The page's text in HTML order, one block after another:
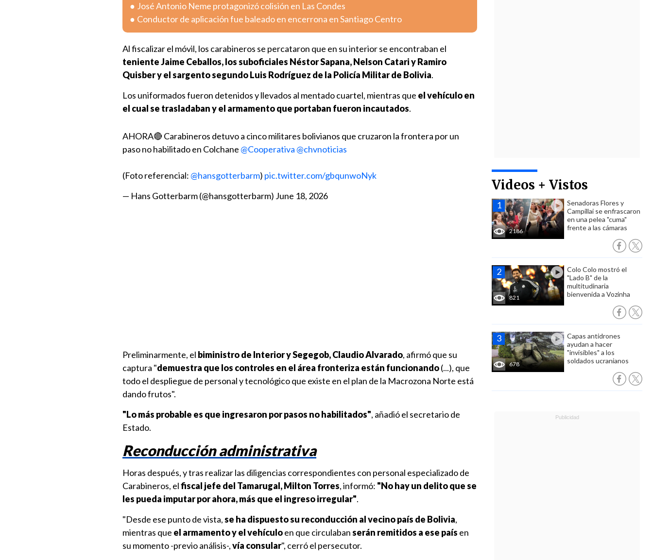
Videos + Vistos
2186
Senadoras Flores y
Campillai se enfrascaron
en una pelea "cuma"
frente a las cámaras
821
Colo Colo mostró el
"Lado B" de la
multitudinaria
bienvenida a Vozinha
678
Capas antidrones
ayudan a hacer
"invisibles" a los
soldados ucranianos
José Antonio Neme protagonizó colisión en Las Condes
Conductor de aplicación fue baleado en encerrona en Santiago Centro
Al fiscalizar el móvil, los carabineros se percataron que en su interior se encontraban el
tenienteJaime Ceballos, los suboficiales Néstor Sapana, Nelson Catari y Ramiro
Quisbery elsargento segundo Luis Rodríguez de la Policía Militar de Bolivia.
Los uniformados fueron detenidos y llevados al mentado cuartel, mientras que el vehículo en
el cual se trasladaban y el armamento que portaban fueron incautados.
AHORA🔴 Carabineros detuvo a cinco militares bolivianos que cruzaron la frontera por un
paso no habilitado en Colchane @Cooperativa @chvnoticias
(Foto referencial: @hansgotterbarm) pic.twitter.com/gbqunwoNyk
— Hans Gotterbarm (@hansgotterbarm) June 18, 2026
Preliminarmente, el biministro de Interior y Segegob, Claudio Alvarado, afirmó que su
captura "demuestra que los controles en el área fronteriza están funcionando(...), que
todo el despliegue de personal y tecnológico que existe en el plan de la Macrozona Norte está
dando frutos".
"Lo más probable es que ingresaron por pasos no habilitados", añadió el secretario de
Estado.
Reconducción administrativa
Horas después, y tras realizar las diligencias correspondientes con personal especializado de
Carabineros, elfiscal jefe del Tamarugal, Milton Torres, informó: "No hay un delito que se
les pueda imputar por ahora, más que el ingreso irregular".
"Desde ese punto de vista,se ha dispuesto su reconducción al vecino país de Bolivia,
mientras que el armamento y el vehículoen que circulabanserán remitidos a ese país en
su momento -previo análisis-,vía consular", cerró el persecutor.